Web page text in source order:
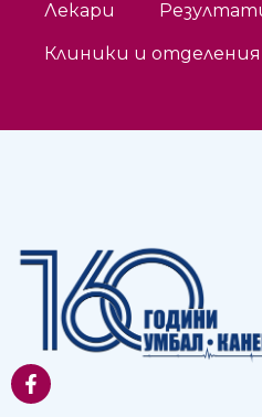
Лекари
Клиники и отделения